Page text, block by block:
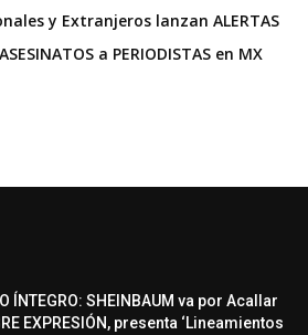
y Extranjeros lanzan ALERTAS
a PERIODISTAS en MX
ÍNTEGRO: SHEINBAUM va por Acallar
EXPRESIÓN, presenta ‘Lineamientos